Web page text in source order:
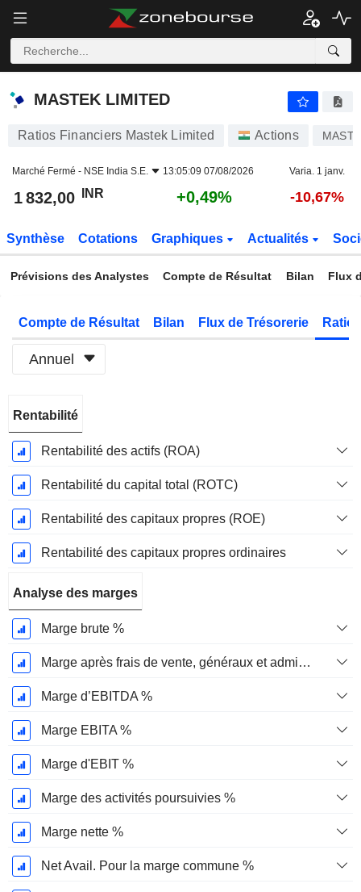
MASTEK LIMITED
MASTEK LIMITED
Ratios Financiers Mastek Limited Actions
Marché Fermé - NSE India S.E. 13:05:09 07/08/2026 Varia. 1 janv.
1 832,00 INR +0,49% -10,67%
Synthèse Cotations Graphiques Actualités
Prévisions des Analystes Compte de Résultat Bilan Flux
Compte de Résultat Bilan Flux de Trésorerie
Annuel
Fiscale:
Mars
Rentabilité
Rentabilité des actifs (ROA)
Rentabilité du capital total (ROTC)
Rentabilité des capitaux propres (ROE)
Rentabilité des capitaux propres ordinaires
Analyse des marges
Marge brute %
Marge après frais de vente, généraux et administratifs %
Marge d’EBITDA %
Marge EBITA %
Marge d'EBIT %
Marge des activités poursuivies %
Marge nette %
Net Avail. Pour la marge commune %